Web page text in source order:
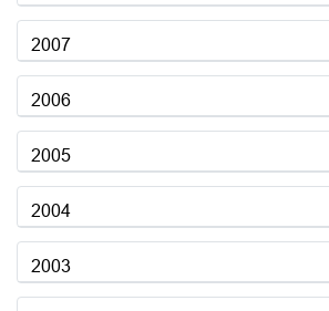
2007
2006
2005
2004
2003